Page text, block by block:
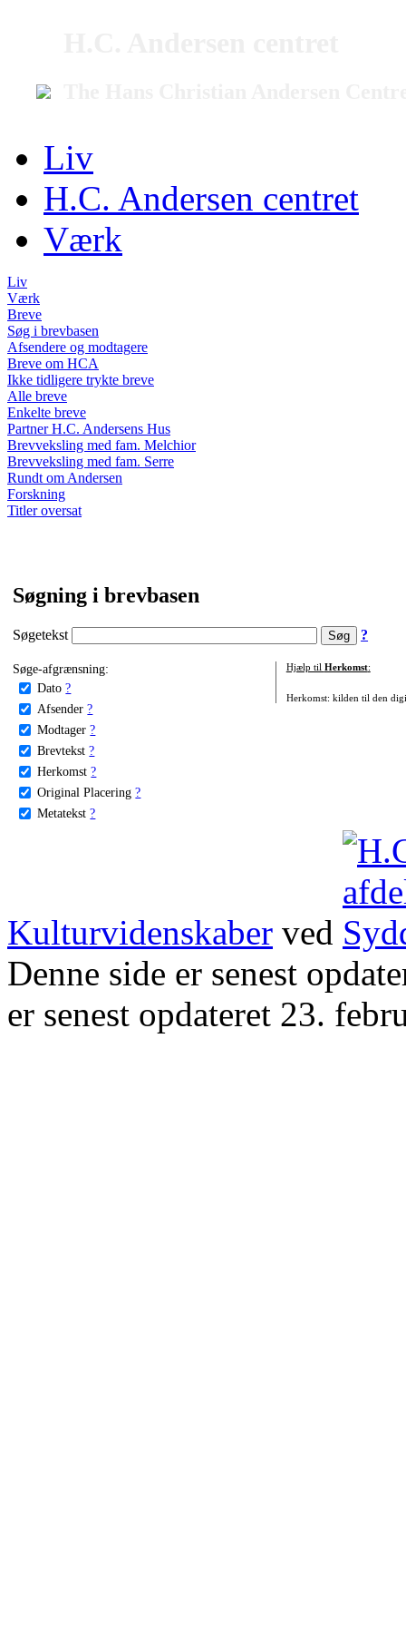
Liv
H.C. Andersen centret
Værk
Liv
Værk
Breve
Søg i brevbasen
Afsendere og modtagere
Breve om HCA
Ikke tidligere trykte breve
Alle breve
Enkelte breve
Partner H.C. Andersens Hus
Brevveksling med fam. Melchior
Brevveksling med fam. Serre
Rundt om Andersen
Forskning
Titler oversat
Søgning i brevbasen
Søgetekst ?
Søge-afgrænsning:
Dato ?
Afsender ?
Modtager ?
Brevtekst ?
Herkomst ?
Original Placering ?
Metatekst ?
Hjælp til Herkomst:
Herkomst: kilden til den
Kulturvidenskaber ved
Denne side er senest
er senest opdateret 23.